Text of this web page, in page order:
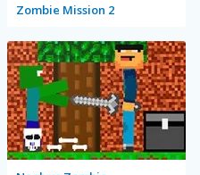
Zombie Mission 2